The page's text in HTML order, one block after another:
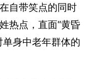
自带笑点的同时
热点，直面“黄昏
身中老年群体的